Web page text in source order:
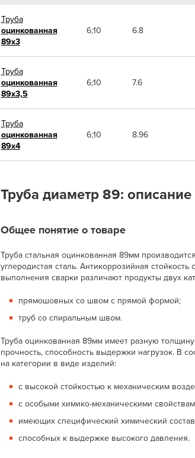
Труба
оцинкованная
89х3
6;10 6.8
Труба
оцинкованная
89х3,5
6;10 7.6
Труба
оцинкованная
89х4
6;10 8.96
Труба диаметр 89: описание
Общее понятие о товаре
Труба стальная оцинкованная 89мм
углеродистая сталь. Антикоррозийная
выполнения сварки различают продукты двух
прямошовных со швом с прямой формой;
труб со спиральным швом.
Труба оцинкованная 89мм имеет разную
прочность, способность выдержки нагрузок. В
на категории в виде изделий:
с высокой стойкостью к механическим
с особыми химико-механическими
имеющих специфический химический
способных к выдержке высокого давления.